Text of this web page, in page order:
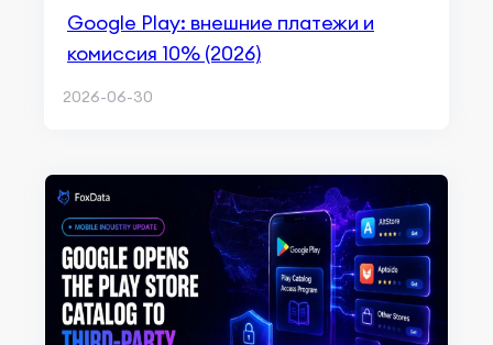
Google Play: внешние платежи и
комиссия 10% (2026)
2026-06-30